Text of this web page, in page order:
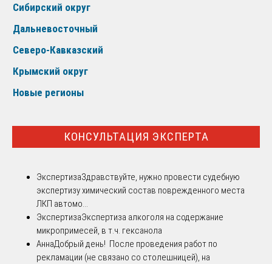
Сибирский округ
Дальневосточный
Северо-Кавказский
Крымский округ
Новые регионы
КОНСУЛЬТАЦИЯ ЭКСПЕРТА
ЭкспертизаЗдравствуйте, нужно провести судебную
экспертизу химический состав поврежденного места
ЛКП автомо...
ЭкспертизаЭкспертиза алкоголя на содержание
микропримесей, в т.ч. гексанола
АннаДобрый день! После проведения работ по
рекламации (не связано со столешницей), на